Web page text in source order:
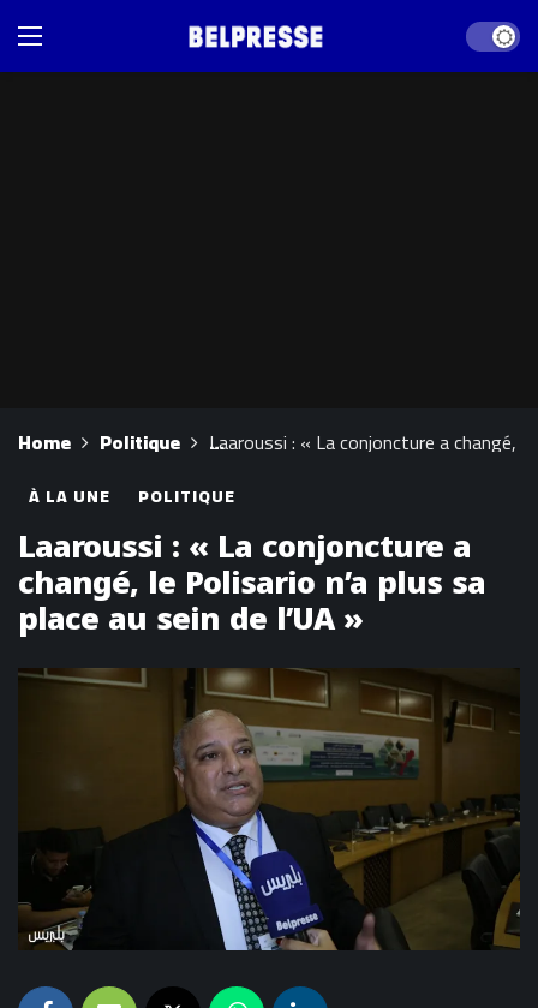
Dark
Home Politique Laaroussi : « La conjoncture a changé,
À LA UNE POLITIQUE
Laaroussi : « La conjoncture a
changé, le Polisario n’a plus sa
place au sein de l’UA »